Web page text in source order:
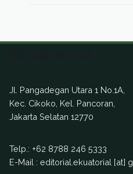
tersebut.
Jl. Pangadegan Utara 1 No.1A,
Kec. Cikoko, Kel. Pancoran,
Jakarta Selatan 12770
Telp.: +62 8788 246 5333
E-Mail : editorial.ekuatorial [at]